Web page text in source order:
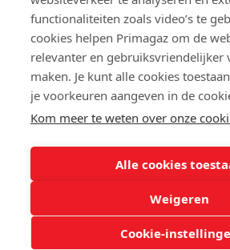
functionaliteiten zoals video’s te
cookies helpen Primagaz om de
relevanter en gebruiksvriendelijker
maken. Je kunt alle cookies
je voorkeuren aangeven in de
Kom meer te weten over onze
Alle cookies
Weigeren
Cookie-
Hulp en advies
Onze tools
©2025 Primagaz
Privacyverklaring
Algemene voorwaarden